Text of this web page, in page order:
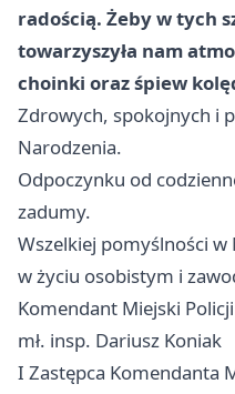
radością. Żeby w tych
towarzyszyła nam
choinki oraz śpiew
Zdrowych, spokojnych i
Narodzenia.
Odpoczynku od
zadumy.
Wszelkiej pomyślności w
w życiu osobistym i
Komendant Miejski
mł. insp. Dariusz Koniak
I Zastępca Komendanta